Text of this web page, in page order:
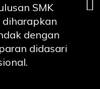
SMK
diharapkan
dengan
didasari